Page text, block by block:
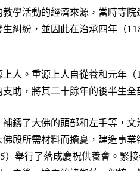
學活動的經濟來源，當時寺
糾紛，並因此在治承四年（
人。重源上人自從養和元年
助，將其二十餘年的後半生全
鑄了大佛的頭部和左手等，
殿所需材料而擔憂，建造事
舉行了落成慶祝供養會。緊